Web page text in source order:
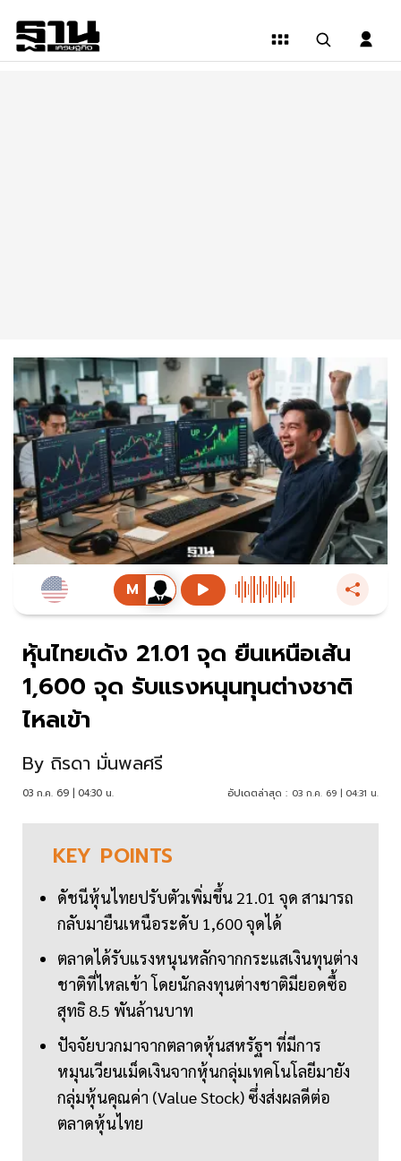
หุ้นไทยเด้ง 21.01 จุด ยืนเหนือเส้น
1,600 จุด รับแรงหนุนทุนต่างชาติ
ไหลเข้า
By ถิรดา มั่นพลศรี
03 ก.ค. 69 | 04:30 น. อัปเดตล่าสุด : 03 ก.ค. 69 | 04:31 น.
KEY POINTS
ดัชนีหุ้นไทยปรับตัวเพิ่มขึ้น 21.01 จุด สามารถ
กลับมายืนเหนือระดับ 1,600 จุดได้
ตลาดได้รับแรงหนุนหลักจากกระแสเงินทุนต่าง
ชาติที่ไหลเข้า โดยนักลงทุนต่างชาติมียอดซื้อ
สุทธิ 8.5 พันล้านบาท
ปัจจัยบวกมาจากตลาดหุ้นสหรัฐฯ ที่มีการ
หมุนเวียนเม็ดเงินจากหุ้นกลุ่มเทคโนโลยีมายัง
กลุ่มหุ้นคุณค่า (Value Stock) ซึ่งส่งผลดีต่อ
ตลาดหุ้นไทย